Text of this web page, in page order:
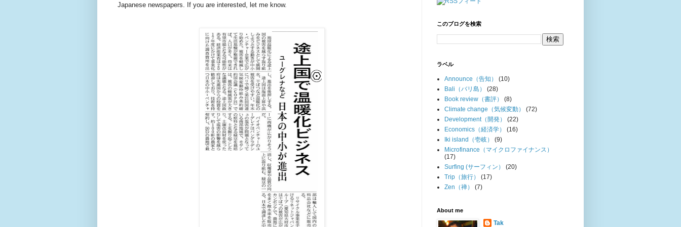
Japanese newspapers. If you are interested, let me know.
このブログを検索
ラベル
Announce（告知）
(10)
Bali（バリ島）
(28)
Book review（書評）
(8)
Climate change（気候変動）
(72)
Development（開発）
(22)
Economics（経済学）
(16)
Iki island（壱岐）
(9)
Microfinance（マイクロファイナンス）
(17)
Surfing (サーフィン）
(20)
Trip（旅行）
(17)
Zen（禅）
(7)
About me
Tak